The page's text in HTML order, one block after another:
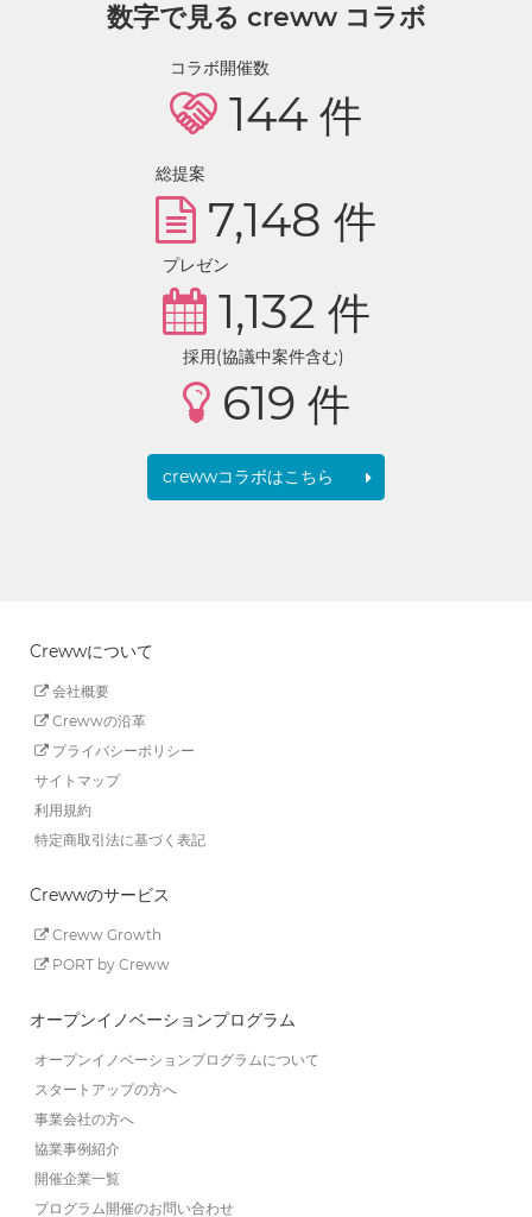
数字で見る creww コラボ
コラボ開催数
144 件
総提案
7,148 件
プレゼン
1,132 件
採用(協議中案件含む)
619 件
crewwコラボはこちら
Crewwについて
会社概要
Crewwの沿革
プライバシーポリシー
サイトマップ
利用規約
特定商取引法に基づく表記
Crewwのサービス
Creww Growth
PORT by Creww
オープンイノベーションプログラム
オープンイノベーションプログラムについて
スタートアップの方へ
事業会社の方へ
協業事例紹介
開催企業一覧
プログラム開催のお問い合わせ